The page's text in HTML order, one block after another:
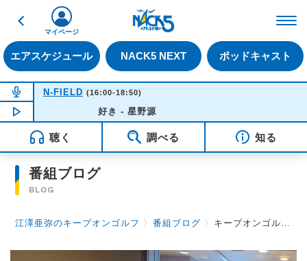
戻る
エアスケジュール NACK5 NEXT ポッドキャスト
マイページ
NOW ON AIR
N-FIELD (16:00-18:50)
NOW PLAYING15:48
好き - 星野源
聴く 調べる 知る
番組ブログ
BLOG
江澤亜弥のキープオンゴルフ 〉番組ブログ 〉 キープオンゴルフ第94回